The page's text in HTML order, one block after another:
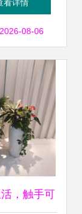
位指南
看详情
08-06
，触手可